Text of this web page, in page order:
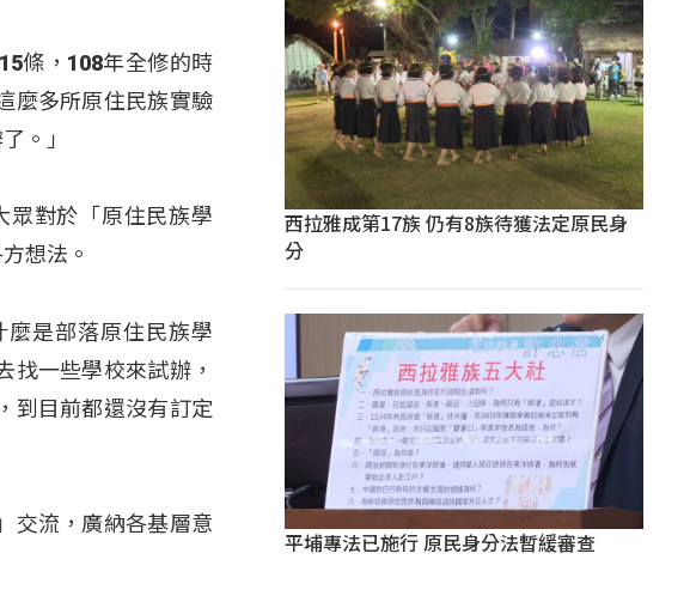
條，108年全修的時
麼多所原住民族實驗
。」
眾對於「原住民族學
想法。
是部落原住民族學
找一些學校來試辦，
到目前都還沒有訂定
交流，廣納各基層意
西拉雅成第17族 仍有8族待獲法定原民身
分
平埔專法已施行 原民身分法暫緩審查